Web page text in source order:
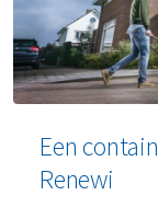
Een
Renewi